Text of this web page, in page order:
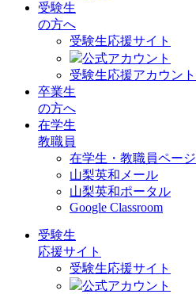
受験生
の方へ
受験生応援サイト
公式アカウント
受験生応援アカウント
卒業生
の方へ
在学生
教職員
在学生・教職員ページ
山梨英和メール
山梨英和ポータル
Google Classroom
受験生
応援サイト
受験生応援サイト
公式アカウント